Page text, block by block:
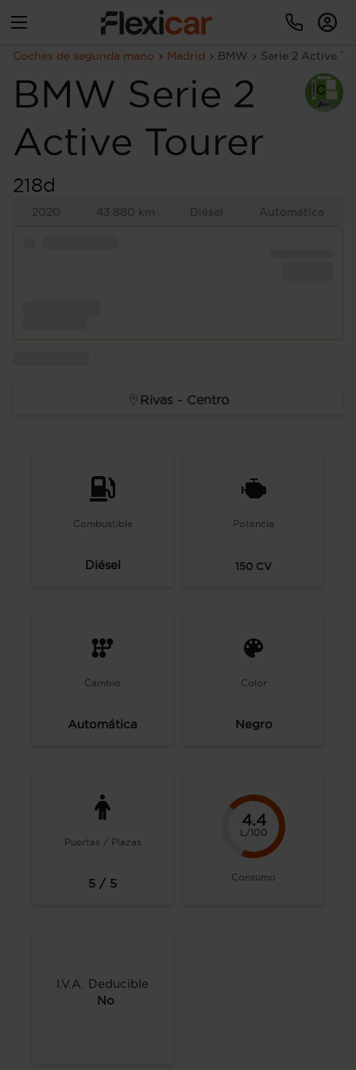
Coches de segunda mano Madrid BMW Serie 2 Active
BMW Serie 2
Active Tourer
218d
2020 43.880 km Diésel Automática
Rivas - Centro
Combustible
Diésel
Potencia
150 CV
Cambio
Automática
Color
Negro
Puertas / Plazas
5 / 5
4.4
L/100
Consumo
I.V.A. Deducible
No